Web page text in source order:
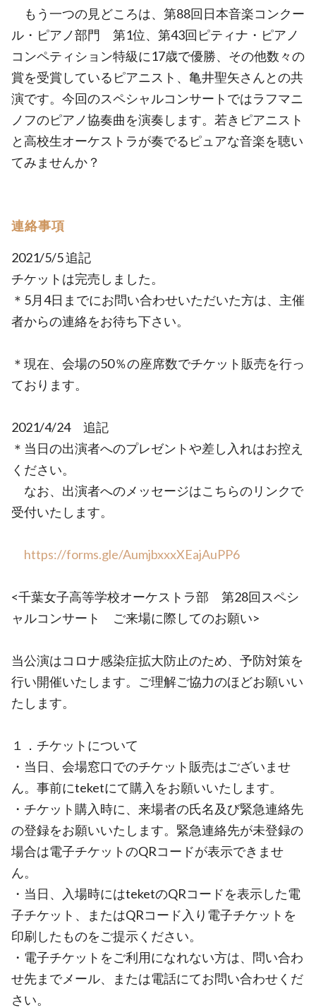
もう一つの見どころは、第88回日本音楽コンクー
ル・ピアノ部門 第1位、第43回ピティナ・ピアノ
コンペティション特級に17歳で優勝、その他数々の
賞を受賞しているピアニスト、亀井聖矢さんとの共
演です。今回のスペシャルコンサートではラフマニ
ノフのピアノ協奏曲を演奏します。若きピアニスト
と高校生オーケストラが奏でるピュアな音楽を聴い
てみませんか？
連絡事項
2021/5/5 追記
チケットは完売しました。
＊5月4日までにお問い合わせいただいた方は、主催
者からの連絡をお待ち下さい。
＊現在、会場の50％の座席数でチケット販売を行っ
ております。
2021/4/24 追記
＊当日の出演者へのプレゼントや差し入れはお控え
ください。
なお、出演者へのメッセージはこちらのリンクで
受付いたします。
https://forms.gle/AumjbxxxXEajAuPP6
<千葉女子高等学校オーケストラ部 第28回スペシ
ャルコンサート ご来場に際してのお願い>
当公演はコロナ感染症拡大防止のため、予防対策を
行い開催いたします。ご理解ご協力のほどお願いい
たします。
１．チケットについて
・当日、会場窓口でのチケット販売はございませ
ん。事前にteketにて購入をお願いいたします。
・チケット購入時に、来場者の氏名及び緊急連絡先
の登録をお願いいたします。緊急連絡先が未登録の
場合は電子チケットのQRコードが表示できませ
ん。
・当日、入場時にはteketのQRコードを表示した電
子チケット、またはQRコード入り電子チケットを
印刷したものをご提示ください。
・電子チケットをご利用になれない方は、問い合わ
せ先までメール、または電話にてお問い合わせくだ
さい。